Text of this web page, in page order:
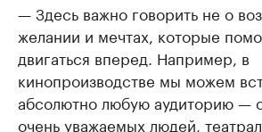
— Здесь важно говорить не о
желании и мечтах, которые
двигаться вперед. Например, в
кинопроизводстве мы можем
абсолютно любую аудиторию —
очень уважаемых людей,